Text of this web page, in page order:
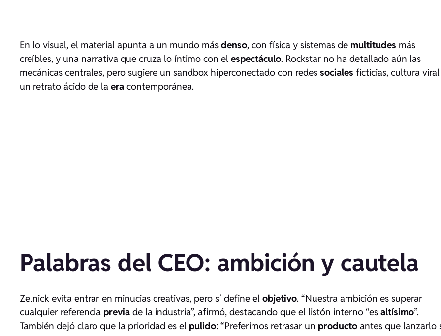
En lo visual, el material apunta a un mundo más denso, con física y sistemas de multitudes más
creíbles, y una narrativa que cruza lo íntimo con el espectáculo. Rockstar no ha detallado aún las
mecánicas centrales, pero sugiere un sandbox hiperconectado con redes sociales ficticias, cultura
un retrato ácido de la era contemporánea.
Palabras del CEO: ambición y cautela
Zelnick evita entrar en minucias creativas, pero sí define el objetivo. “Nuestra ambición es superar
cualquier referencia previa de la industria”, afirmó, destacando que el listón interno “es altísimo”.
También dejó claro que la prioridad es el pulido: “Preferimos retrasar un producto antes que lanzarlo